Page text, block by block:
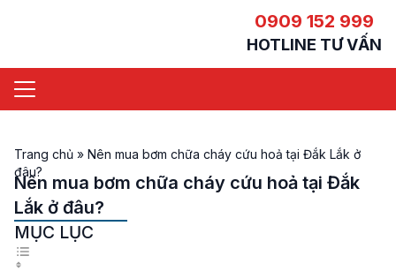
0909 152 999
HOTLINE TƯ VẤN
Trang chủ » Nên mua bơm chữa cháy cứu hoả tại Đắk Lắk ở
đâu?
Nên mua bơm chữa cháy cứu hoả tại Đắk
Lắk ở đâu?
MỤC LỤC